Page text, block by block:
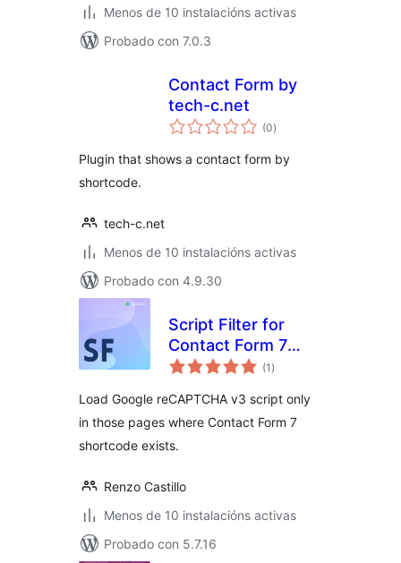
Menos de 10 instalacións activas
Probado con 7.0.3
Contact Form by
tech-c.net
(0valoracións
totais
)
Plugin that shows a contact form by
shortcode.
tech-c.net
Menos de 10 instalacións activas
Probado con 4.9.30
Script Filter for
Contact Form 7
Google reCAPTCHA
(1 valoracións
totais
)
Load Google reCAPTCHA v3 script only
in those pages where Contact Form 7
shortcode exists.
Renzo Castillo
Menos de 10 instalacións activas
Probado con 5.7.16